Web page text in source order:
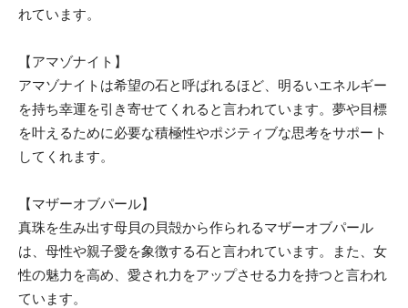
れています。
【アマゾナイト】
アマゾナイトは希望の石と呼ばれるほど、明るいエネルギー
を持ち幸運を引き寄せてくれると言われています。夢や目標
を叶えるために必要な積極性やポジティブな思考をサポート
してくれます。
【マザーオブパール】
真珠を生み出す母貝の貝殻から作られるマザーオブパール
は、母性や親子愛を象徴する石と言われています。また、女
性の魅力を高め、愛され力をアップさせる力を持つと言われ
ています。